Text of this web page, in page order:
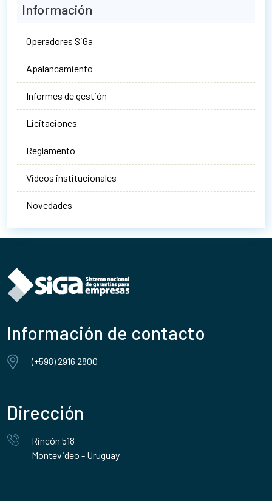
Información
Operadores SiGa
Apalancamiento
Informes de gestión
Licitaciones
Reglamento
Videos institucionales
Novedades
Información de contacto
(+598) 2916 2800
Dirección
Rincón 518
Montevideo - Uruguay